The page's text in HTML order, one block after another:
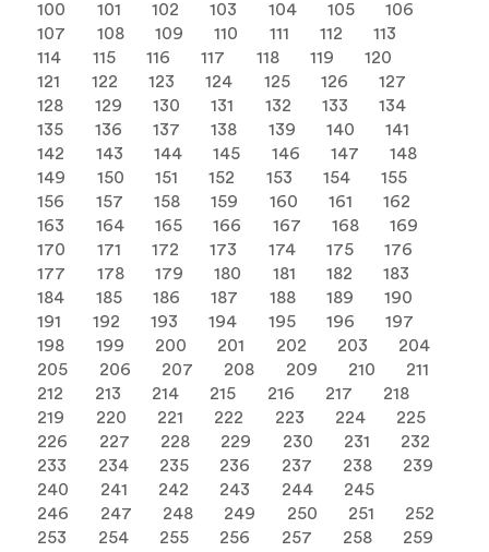
100
101 102 103 104 105
106
107
108 109 110 111 112
113
114
115 116 117 118 119
120
121
122 123 124 125 126
127
128
129 130 131 132 133
134
135
136 137 138 139 140
141
142
143 144 145 146 147
148
149
150 151 152 153 154
155
156
157 158 159 160 161
162
163
164 165 166 167 168
169
170
171 172 173 174 175
176
177
178 179 180 181 182
183
184
185 186 187 188 189
190
191
192 193 194 195 196
197
198
199 200 201 202 203
204
205
206 207 208 209 210
211
212
213 214 215 216 217
218
219
220 221 222 223 224
225
226
227 228 229 230 231
232
233
234 235 236 237 238
239
240
241 242 243 244
245
246
247 248 249 250 251
252
253
254 255 256 257 258
259